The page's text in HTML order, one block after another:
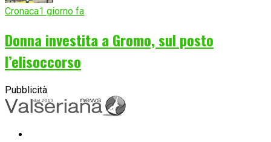
Cronaca1 giorno fa
Donna investita a Gromo, sul posto
l’elisoccorso
Pubblicità